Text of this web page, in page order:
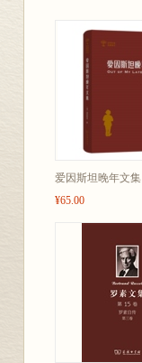
爱因斯坦晚年文集
¥65.00